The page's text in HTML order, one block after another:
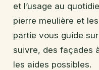
et l’usage au
pierre meulière et
partie vous guide
suivre, des façades
les aides possibles.